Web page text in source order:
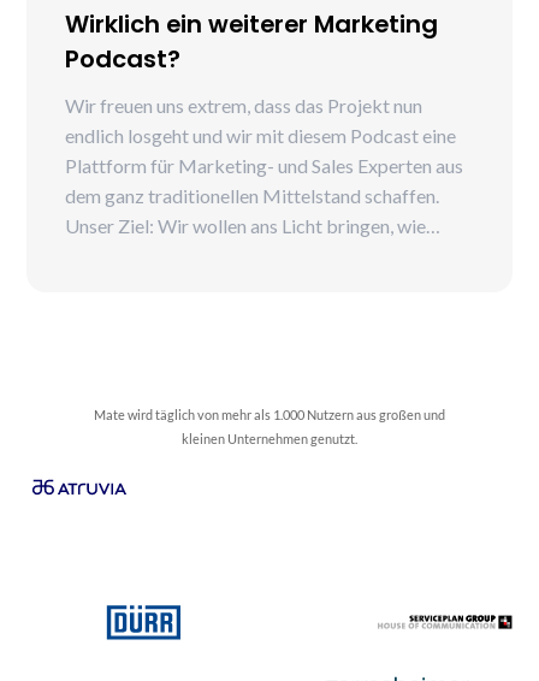
Wirklich ein weiterer Marketing
Podcast?
Wir freuen uns extrem, dass das Projekt nun
endlich losgeht und wir mit diesem Podcast eine
Plattform für Marketing- und Sales Experten aus
dem ganz traditionellen Mittelstand schaffen.
Unser Ziel: Wir wollen ans Licht bringen, wie
Daseinsbereichtigung des Podcasts und die
nächsten Schritte.
Mate wird täglich von mehr als 1.000 Nutzern aus großen und
kleinen Unternehmen genutzt.